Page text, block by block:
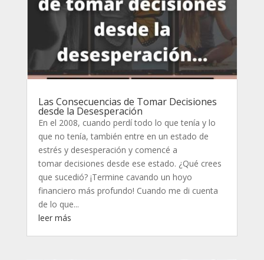
Las Consecuencias de Tomar Decisiones
desde la Desesperación
En el 2008, cuando perdí todo lo que tenía y lo
que no tenía, también entre en un estado de
estrés y desesperación y comencé a
tomar decisiones desde ese estado. ¿Qué crees
que sucedió? ¡Termine cavando un hoyo
financiero más profundo! Cuando me di cuenta
de lo que...
leer más